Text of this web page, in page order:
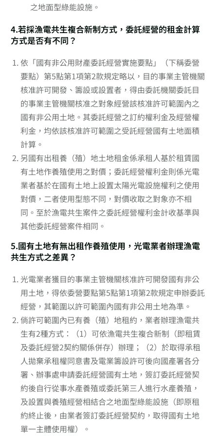
之地面型綠能設施。
4.若採漁電共生複合新制方式，委託經營的租金計算
方式是否有不同？
依「國有非公用財產委託經營實施要點」（下稱委營
要點）第5點第1項第2款規定略以，目的事業主管機關
核准許可開發、籌設或設置者，得由委託機關委託目
的事業主管機關核准之對象經營該核准許可範圍內之
國有非公用土地。其委託經營之訂約權利金及經營權
利金，均依該核准許可範圍之受託經營國有土地面積
計算。
另國有出租養（殖）地土地租金係承租人基於租賃國
有土地作養殖使用之對價；委託經營權利金則係光電
業者基於在國有土地上設置太陽光電設施權利之使用
對價，二者使用型態不同，對價收取之對象亦不相
同。至於漁電共生案件之委託經營權利金計收基準與
其他委託經營案件相同。
5.國有土地有無出租作養殖使用，光電業者辦理漁電
共生方式之差異？
光電業者獲目的事業主管機關核准許可開發國有非公
用土地，得依委營要點第5點第1項第2款規定申辦委託
經營，其範圍以許可範圍內國有非公用土地為準。
倘許可範圍內已有養（殖）地租約，業者辦理漁電共
生有2種方式：（1）可依漁電共生複合新制（即租賃
及委託經營2契約關係併存）辦理；（2）於取得承租
人拋棄承租權同意書及電業籌設許可後向國產署各分
署、辦事處申請委託經營國有土地，簽訂委託經營契
約後自行從事水產養殖或委託第三人進行水產養殖，
及設置與養殖經營相結合之地面型綠能設施（即原租
約終止後，由業者簽訂委託經營契約，取得國有土地
單一主體使用權）。